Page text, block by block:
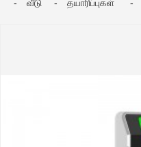
வீடு தயாரிப்புகள்